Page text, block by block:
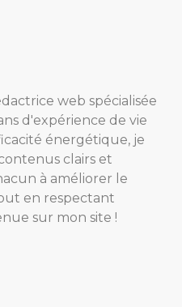
web spécialisée
d'expérience de vie
énergétique, je
clairs et
à améliorer le
en respectant
sur mon site !